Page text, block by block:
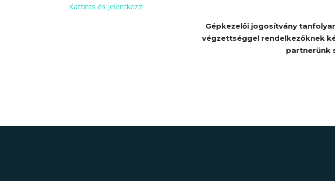
Kattints és jelentkezz!
Gépkezelői jogosítvány
végzettséggel rendelkezőknek
partnerünk